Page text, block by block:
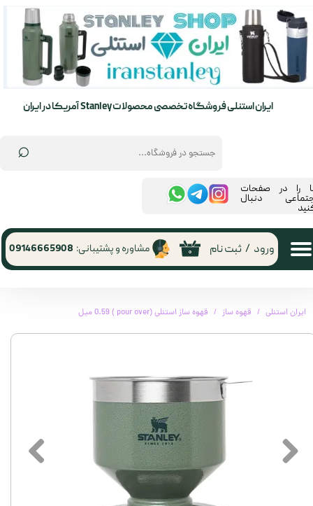
⌕
ایران استنلی فروشگاه تخصصی محصولات Stanley آمریکا در ایران
۰ ورود / ثبت نام
حساب کاربری من
تغییر گذر واژه
مشاوره و پشتیبانی: 09146665908
را در صفحات
دنبال
ایران استنلی قهوه ساز قهوه ساز استنلی (pour over ) 0.59 میل